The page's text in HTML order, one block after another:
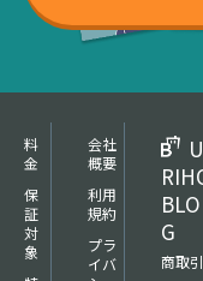
料
金
保
証
対
象
U
BLO
G
商取引
会社
概要
利用
規約
プラ
イバ